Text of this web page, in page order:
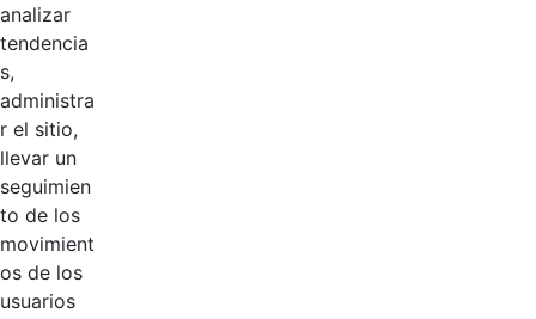
Logotipos
AÑADIR COMENTARIOS
analizar
tendencia
s,
administra
r el sitio,
llevar un
seguimien
to de los
movimient
os de los
usuarios